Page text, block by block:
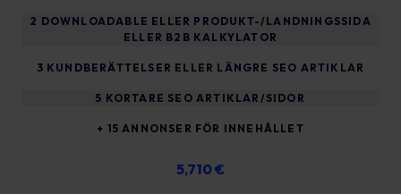
2 DOWNLOADABLE ELLER PRODUKT-/LANDNINGSSIDA
ELLER B2B KALKYLATOR
3 KUNDBERÄTTELSER ELLER LÄNGRE SEO ARTIKLAR
5 KORTARE SEO ARTIKLAR/SIDOR
+ 15 ANNONSER FÖR INNEHÅLLET
5,710 €